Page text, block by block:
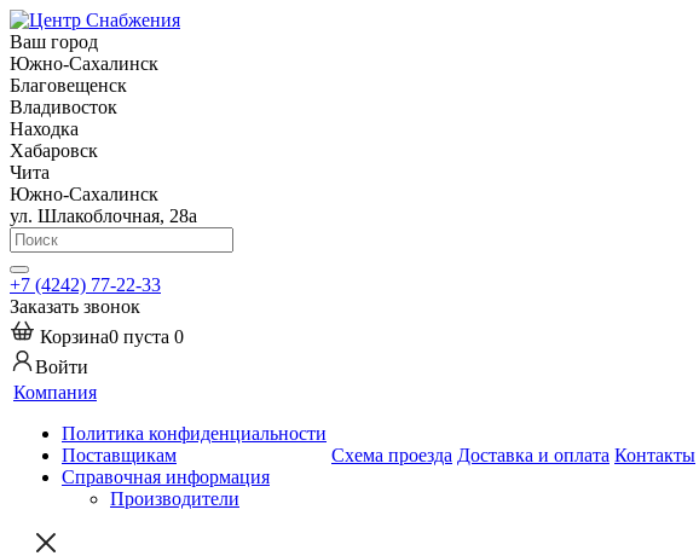
Ваш город
Южно-Сахалинск
Благовещенск
Владивосток
Находка
Хабаровск
Чита
Южно-Сахалинск
ул. Шлакоблочная, 28а
+7 (4242) 77-22-33
Заказать звонок
Корзина0 пуста 0
Войти
Компания
Политика конфиденциальности
Поставщикам
Справочная информация
Производители
Схема проезда Доставка и оплата Контакты